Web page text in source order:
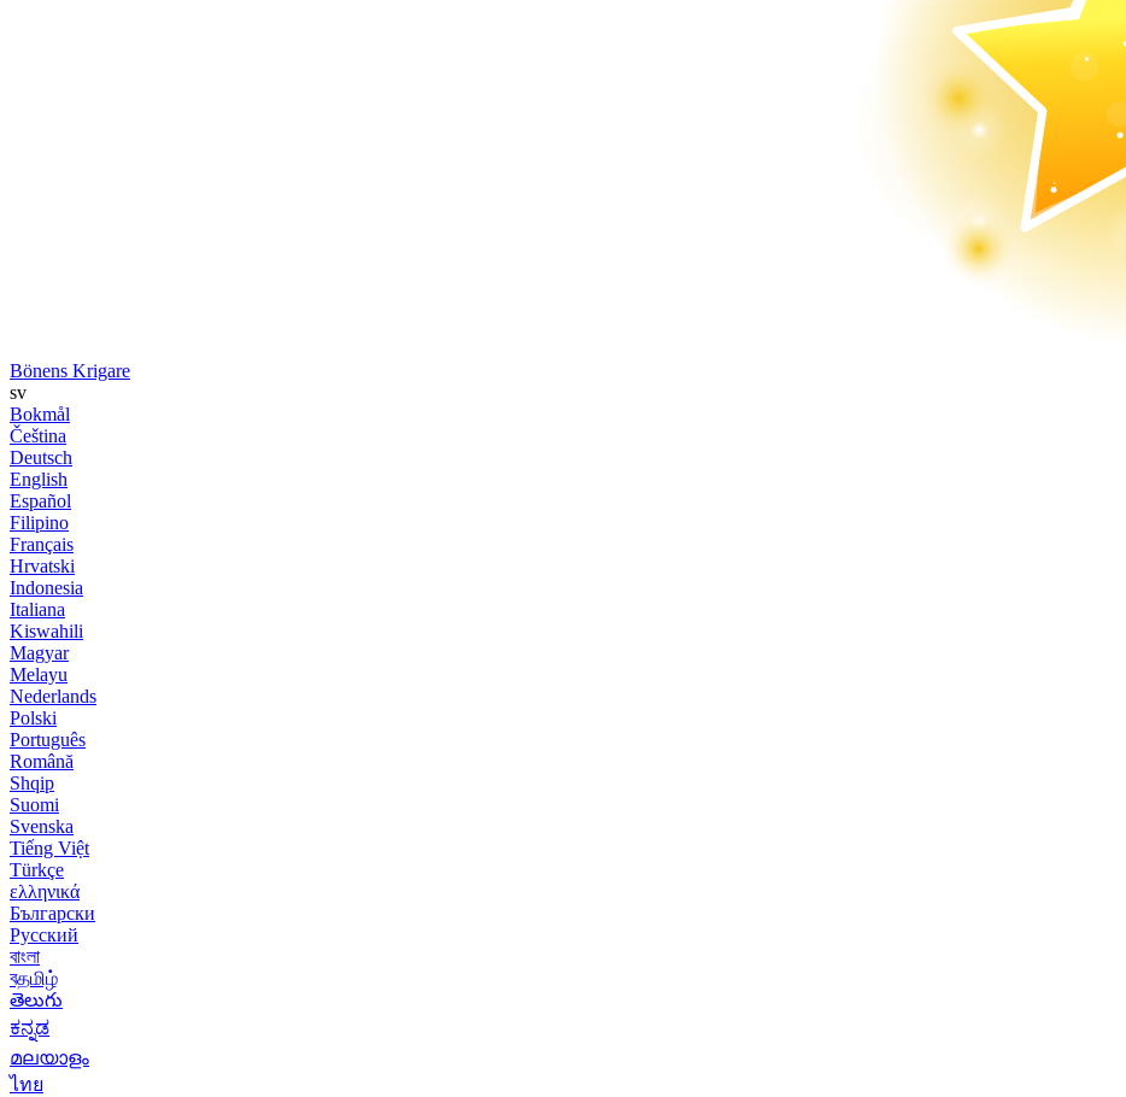
Bönens Krigare
sv
Bokmål
Čeština
Deutsch
English
Español
Filipino
Français
Hrvatski
Indonesia
Italiana
Kiswahili
Magyar
Melayu
Nederlands
Polski
Português
Română
Shqip
Suomi
Svenska
Tiếng Việt
Türkçe
ελληνικά
Български
Русский
বাংলা
বதமிழ்
తెలుగు
ಕನ್ನಡ
മലയാളം
ไทย